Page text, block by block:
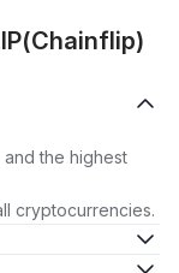
the highest
cryptocurrencies.